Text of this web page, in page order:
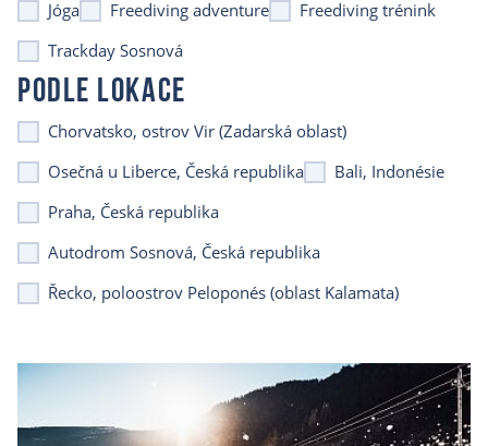
Jóga
Freediving adventure
Freediving trénink
Trackday Sosnová
PODLE LOKACE
Chorvatsko, ostrov Vir (Zadarská oblast)
Osečná u Liberce, Česká republika
Bali, Indonésie
Praha, Česká republika
Autodrom Sosnová, Česká republika
Řecko, poloostrov Peloponés (oblast Kalamata)